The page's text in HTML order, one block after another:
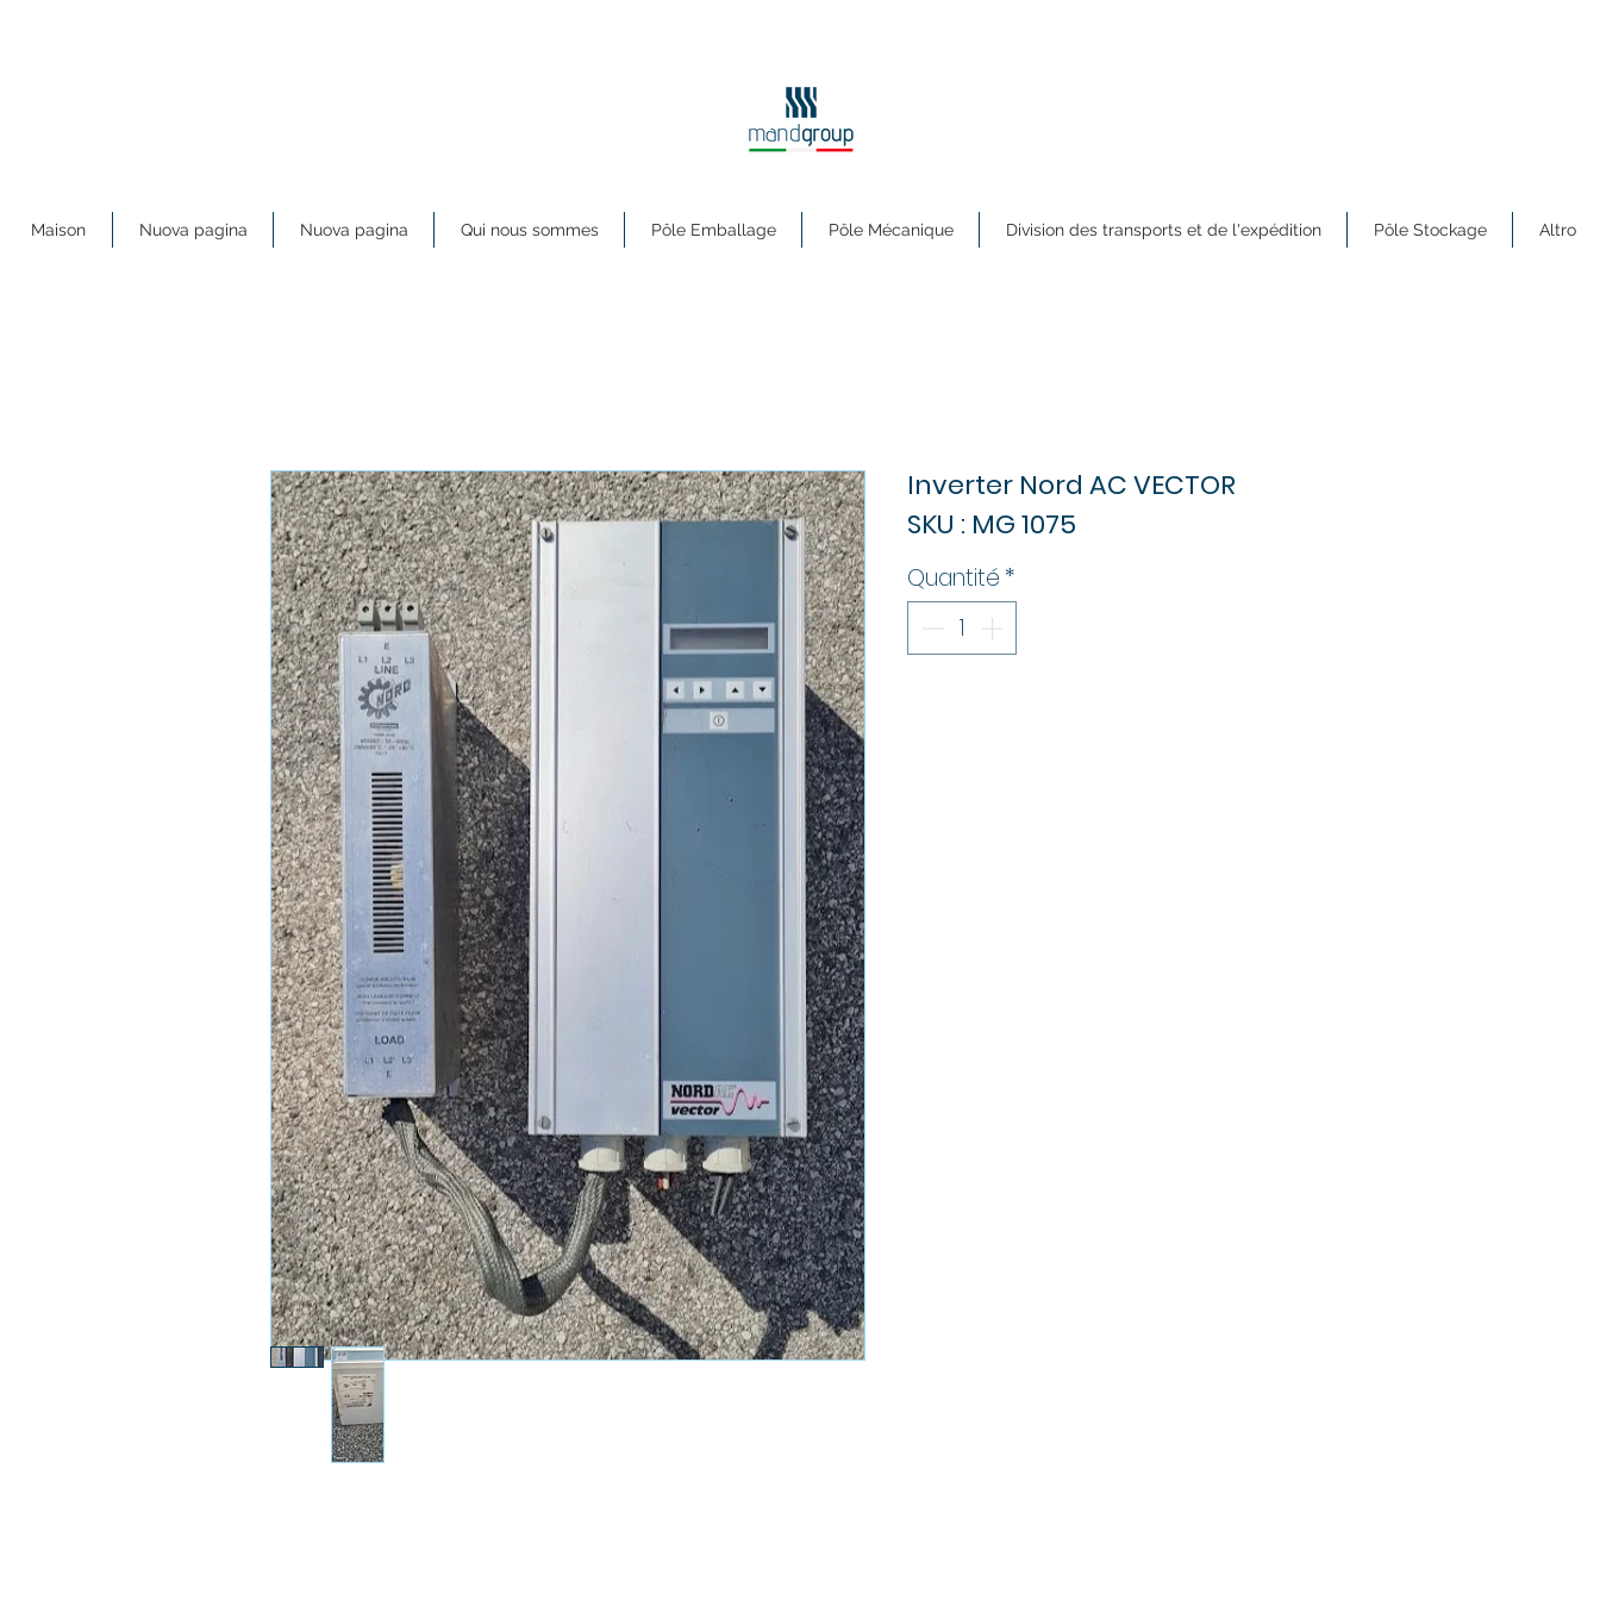
Maison Nuova pagina Nuova pagina Qui nous sommes Pôle Emballage Pôle Mécanique Division des transports et de l'expédition Pôle Stockage Altro
Inverter Nord AC VECTOR
SKU : MG 1075
Quantité *